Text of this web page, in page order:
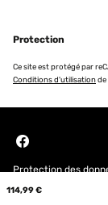
114,99 €
Protection
Ce site est protégé par
Conditions d'utilisationde
Protection des
Copyright © 2026